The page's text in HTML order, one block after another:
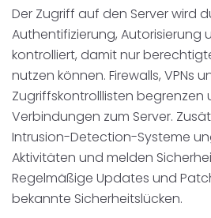
Der Zugriff auf den Server wird
Authentifizierung, Autorisierung
kontrolliert, damit nur
nutzen können. Firewalls, VPNs
Zugriffskontrolllisten begrenzen
Verbindungen zum Server.
Intrusion-Detection-Systeme
Aktivitäten und melden
Regelmäßige Updates und
bekannte Sicherheitslücken.